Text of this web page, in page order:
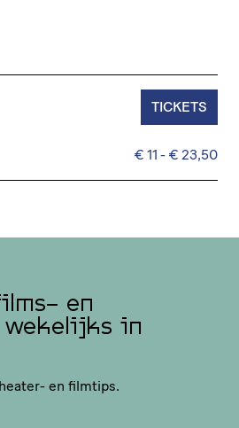
€ 11 - € 23,50
TICKETS
en
in
en filmtips.